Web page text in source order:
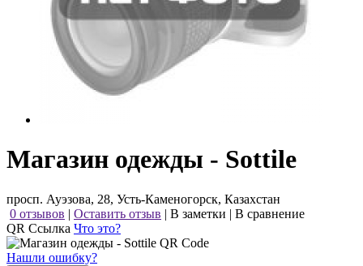
Магазин одежды - Sottile
просп. Ауэзова, 28, Усть-Каменогорск, Казахстан
0 отзывов | Оставить отзыв | В заметки | В сравнение
QR Ссылка Что это?
Нашли ошибку?